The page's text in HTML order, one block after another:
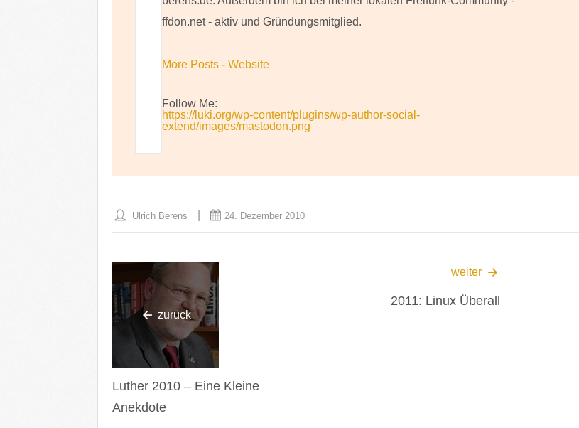
ffdon.net - aktiv und Gründungsmitglied.
More Posts -Website
Follow Me:
https://luki.org/wp-content/plugins/wp-author-social-
extend/images/mastodon.png
Ulrich Berens 24. Dezember 2010
zurück
Luther 2010 – Eine Kleine
Anekdote
weiter
2011: Linux Überall